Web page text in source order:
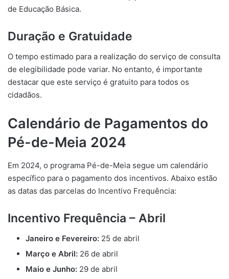
de Educação Básica.
Duração e Gratuidade
O tempo estimado para a realização do serviço de consulta
de elegibilidade pode variar. No entanto, é importante
destacar que este serviço é gratuito para todos os
cidadãos.
Calendário de Pagamentos do
Pé-de-Meia 2024
Em 2024, o programa Pé-de-Meia segue um calendário
específico para o pagamento dos incentivos. Abaixo estão
as datas das parcelas do Incentivo Frequência:
Incentivo Frequência – Abril
Janeiro e Fevereiro: 25 de abril
Março e Abril: 26 de abril
Maio e Junho: 29 de abril